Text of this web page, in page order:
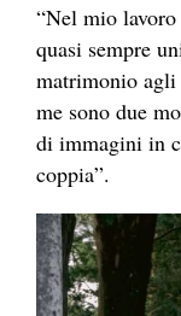
“Nel mio
quasi sempre
matrimonio agli
me sono due
di immagini in
coppia”.